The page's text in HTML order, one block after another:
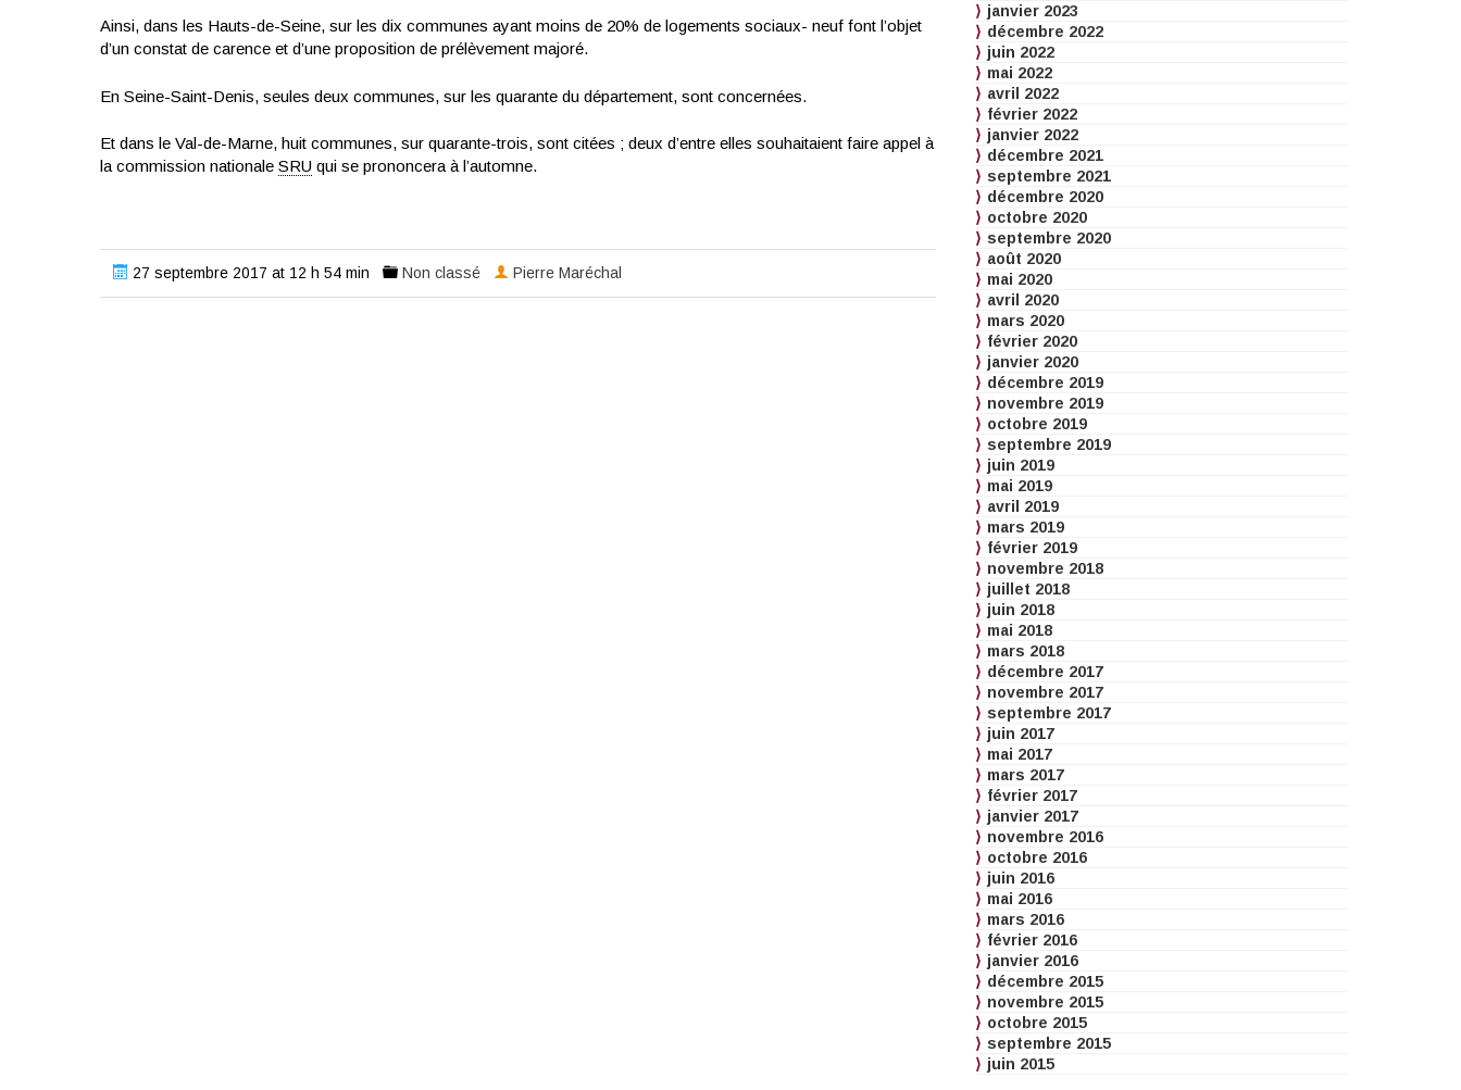
Ainsi, dans les Hauts-de-Seine, sur les dix communes ayant moins de 20% de logements sociaux- neuf font l’objet
d’un constat de carence et d’une proposition de prélèvement majoré.
En Seine-Saint-Denis, seules deux communes, sur les quarante du département, sont concernées.
Et dans le Val-de-Marne, huit communes, sur quarante-trois, sont citées ; deux d’entre elles souhaitaient faire appel à
la commission nationale SRUqui se prononcera à l’automne.
27 septembre 2017 at 12 h 54 min Non classé Pierre Maréchal
janvier 2023
décembre 2022
juin 2022
mai 2022
avril 2022
février 2022
janvier 2022
décembre 2021
septembre 2021
décembre 2020
octobre 2020
septembre 2020
août 2020
mai 2020
avril 2020
mars 2020
février 2020
janvier 2020
décembre 2019
novembre 2019
octobre 2019
septembre 2019
juin 2019
mai 2019
avril 2019
mars 2019
février 2019
novembre 2018
juillet 2018
juin 2018
mai 2018
mars 2018
décembre 2017
novembre 2017
septembre 2017
juin 2017
mai 2017
mars 2017
février 2017
janvier 2017
novembre 2016
octobre 2016
juin 2016
mai 2016
mars 2016
février 2016
janvier 2016
décembre 2015
novembre 2015
octobre 2015
septembre 2015
juin 2015